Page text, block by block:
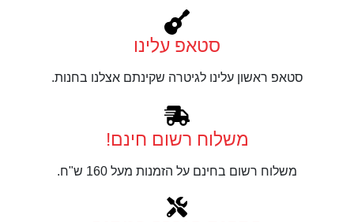
סטאפ עלינו
סטאפ ראשון עלינו לגיטרה שקינתם אצלנו בחנות.
משלוח רשום חינם!
משלוח רשום בחינם על הזמנות מעל 160 ש"ח.